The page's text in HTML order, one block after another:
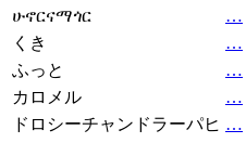
ሁኖርናማጎር
…
くき
…
ふっと
…
カロメル
…
ドロシーチャンドラーパヒ …